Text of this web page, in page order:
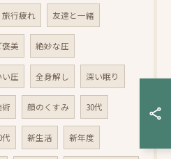
旅行疲れ 友達と一緒
美 絶妙な圧
圧 全身解し 深い眠り
術 顔のくすみ 30代
代 新生活 新年度